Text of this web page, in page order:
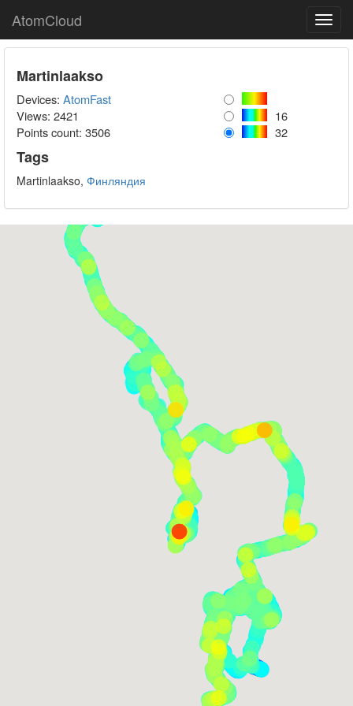
AtomCloud
Martinlaakso
Devices: AtomFast
Views: 2421
16
Points count: 3506 32
Tags
Martinlaakso, Финляндия